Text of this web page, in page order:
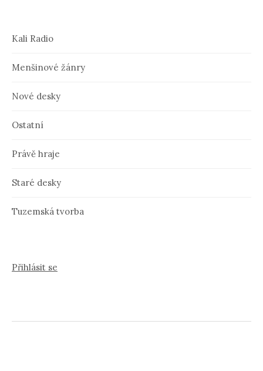
Kali Radio
Menšinové žánry
Nové desky
Ostatní
Právě hraje
Staré desky
Tuzemská tvorba
Přihlásit se